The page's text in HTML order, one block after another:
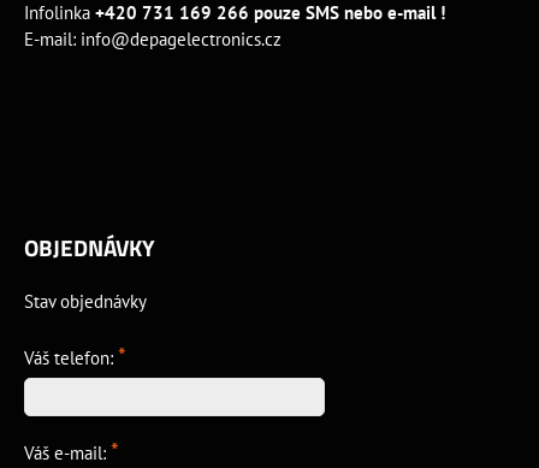
Infolinka +420 731 169 266 pouze SMS nebo e-mail !
E-mail: info@depagelectronics.cz
OBJEDNÁVKY
Stav objednávky
Váš telefon: *
Váš e-mail: *